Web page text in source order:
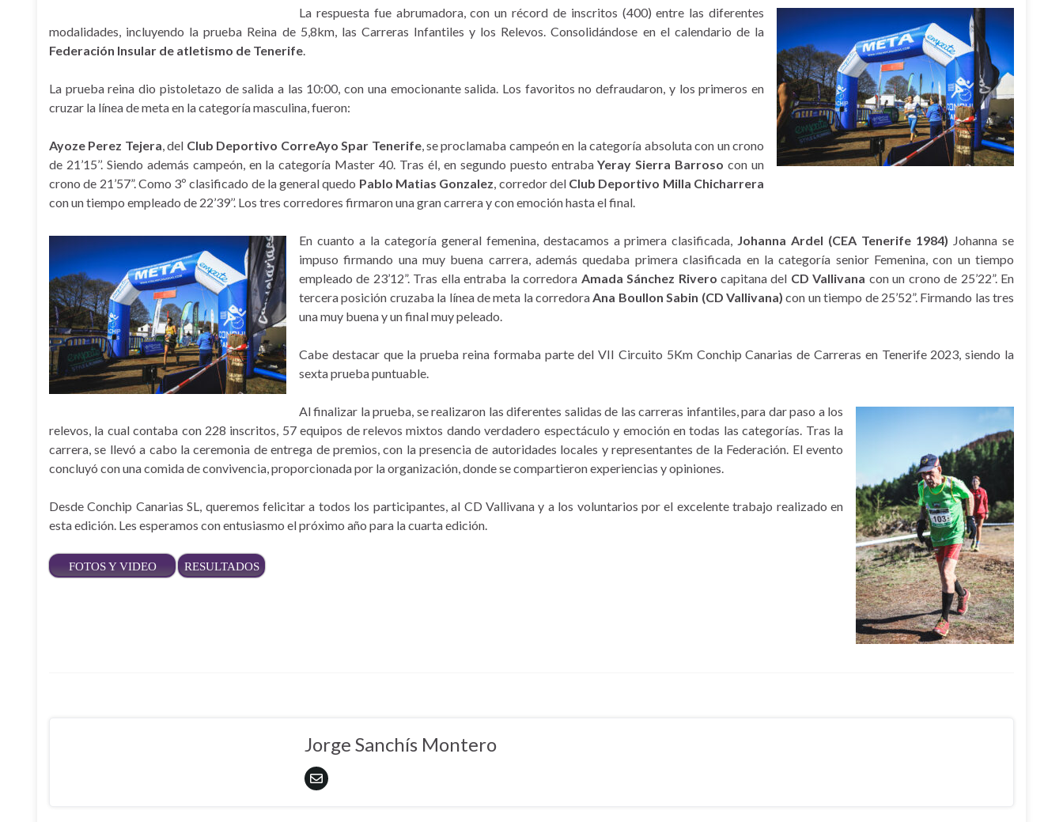
La respuesta fue abrumadora, con un récord de inscritos (400) entre las diferentes
modalidades, incluyendo la prueba Reina de 5,8km, las Carreras Infantiles y los Relevos. Consolidándose en el calendario de la
Federación Insular de atletismo de Tenerife.
La prueba reina dio pistoletazo de salida a las 10:00, con una emocionante salida. Los favoritos no defraudaron, y los primeros en
cruzar la línea de meta en la categoría masculina, fueron:
Ayoze Perez Tejera, del Club Deportivo CorreAyo Spar Tenerife, se proclamaba campeón en la categoría absoluta con un crono
de 21’15’’. Siendo además campeón, en la categoría Master 40. Tras él, en segundo puesto entrabaYeray Sierra Barrosocon un
crono de 21’57”. Como 3º clasificado de la general quedo Pablo Matias Gonzalez, corredor del Club Deportivo Milla Chicharrera
con un tiempo empleado de 22’39’’. Los tres corredores firmaron una gran carrera y con emoción hasta el final.
En cuanto a la categoría general femenina, destacamos a primera clasificada, Johanna Ardel (CEA Tenerife 1984) Johanna se
impuso firmando una muy buena carrera, además quedaba primera clasificada en la categoría senior Femenina, con un tiempo
empleado de 23’12”. Tras ella entraba la corredora Amada Sánchez Rivero capitana del CD Vallivana con un crono de 25’22”. En
tercera posición cruzaba la línea de meta la corredoraAna Boullon Sabin (CD Vallivana) con un tiempo de 25’52”. Firmando las tres
una muy buena y un final muy peleado.
Cabe destacar que la prueba reina formaba parte del VII Circuito 5Km Conchip Canarias de Carreras en Tenerife 2023, siendo la
sexta prueba puntuable.
Al finalizar la prueba, se realizaron las diferentes salidas de las carreras infantiles, para dar paso a los
relevos, la cual contaba con 228 inscritos, 57 equipos de relevos mixtos dando verdadero espectáculo y emoción en todas las categorías. Tras la
carrera, se llevó a cabo la ceremonia de entrega de premios, con la presencia de autoridades locales y representantes de la Federación. El evento
concluyó con una comida de convivencia, proporcionada por la organización, donde se compartieron experiencias y opiniones.
Desde Conchip Canarias SL, queremos felicitar a todos los participantes, al CD Vallivana y a los voluntarios por el excelente trabajo realizado en
esta edición. Les esperamos con entusiasmo el próximo año para la cuarta edición.
FOTOS Y VIDEO RESULTADOS
Jorge Sanchís Montero